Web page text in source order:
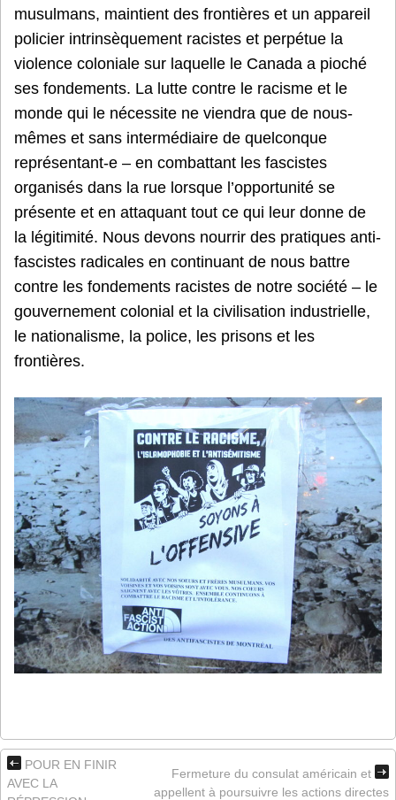
musulmans, maintient des frontières et un appareil
policier intrinsèquement racistes et perpétue la
violence coloniale sur laquelle le Canada a pioché
ses fondements. La lutte contre le racisme et le
monde qui le nécessite ne viendra que de nous-
mêmes et sans intermédiaire de quelconque
représentant-e – en combattant les fascistes
organisés dans la rue lorsque l’opportunité se
présente et en attaquant tout ce qui leur donne de
la légitimité. Nous devons nourrir des pratiques anti-
fascistes radicales en continuant de nous battre
contre les fondements racistes de notre société – le
gouvernement colonial et la civilisation industrielle,
le nationalisme, la police, les prisons et les
frontières.
POUR EN FINIR
AVEC LA
Fermeture du consulat américain et
appellent à poursuivre les actions directes